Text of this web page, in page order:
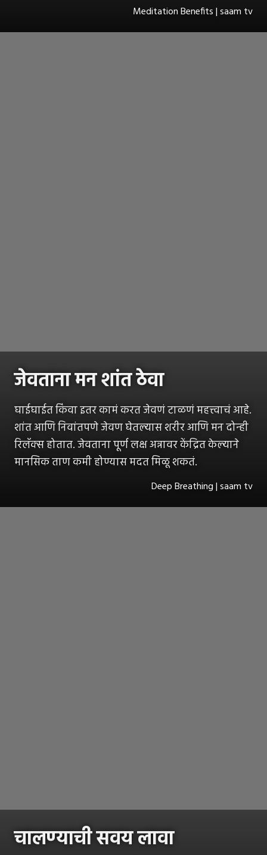
Meditation Benefits | saam tv
जेवताना मन शांत ठेवा
घाईघाईत किंवा इतर कामं करत जेवणं टाळणं महत्त्वाचं आहे.
शांत आणि निवांतपणे जेवण घेतल्यास शरीर आणि मन दोन्ही
रिलॅक्स होतात. जेवताना पूर्ण लक्ष अन्नावर केंद्रित केल्याने
मानसिक ताण कमी होण्यास मदत मिळू शकतं.
Deep Breathing | saam tv
चालण्याची सवय लावा